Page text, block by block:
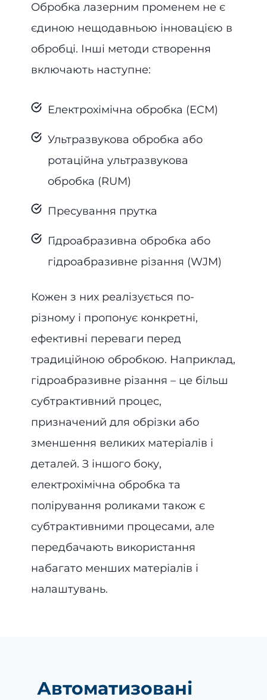
Обробка лазерним променем не є
єдиною нещодавньою інновацією в
обробці. Інші методи створення
включають наступне:
Електрохімічна обробка (ECM)
Ультразвукова обробка або
ротаційна ультразвукова
обробка (RUM)
Пресування прутка
Гідроабразивна обробка або
гідроабразивне різання (WJM)
Кожен з них реалізується по-
різному і пропонує конкретні,
ефективні переваги перед
традиційною обробкою. Наприклад,
гідроабразивне різання – це більш
субтрактивний процес,
призначений для обрізки або
зменшення великих матеріалів і
деталей. З іншого боку,
електрохімічна обробка та
полірування роликами також є
субтрактивними процесами, але
передбачають використання
набагато менших матеріалів і
налаштувань.
Автоматизовані